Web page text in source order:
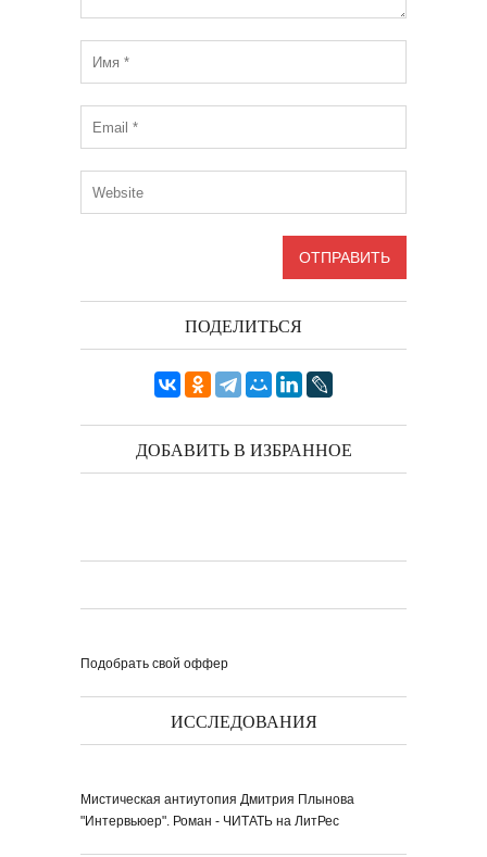
ПОДЕЛИТЬСЯ
ДОБАВИТЬ В ИЗБРАННОЕ
Подобрать свой оффер
ИССЛЕДОВАНИЯ
Мистическая антиутопия Дмитрия Плынова
"Интервьюер". Роман - ЧИТАТЬ на ЛитРес